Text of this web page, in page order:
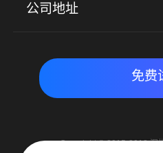
实时私域带货 数字化
公司地址
北京地址：北京市朝阳区朝外大
免费
Copyright © 2015-2018 深